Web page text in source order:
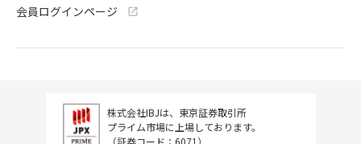
会員ログインページ
株式会社IBJは、東京証券取引所
プライム市場に上場しております。